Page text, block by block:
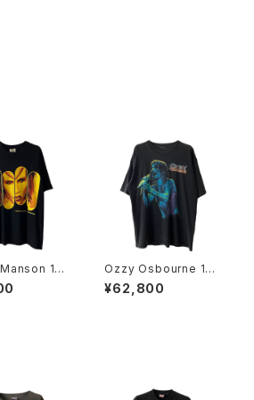
199
Dead Ban
Ozzy Osbourne 199
7 Dove's Revenge
Band Tee
¥62,800